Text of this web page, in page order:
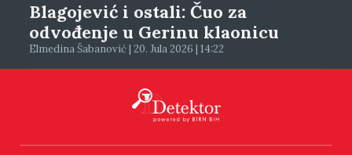
Blagojević i ostali: Čuo za
odvođenje u Gerinu klaonicu
Elmedina Šabanović | 20. Jula 2026 | 14:22